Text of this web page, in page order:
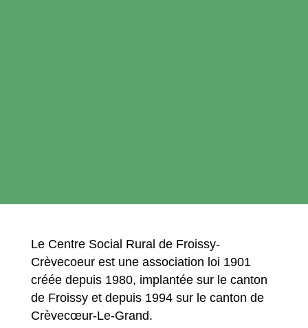
Le Centre Social Rural de Froissy-
Crèvecoeur est une association loi 1901
créée depuis 1980, implantée sur le canton
de Froissy et depuis 1994 sur le canton de
Crèvecœur-Le-Grand.